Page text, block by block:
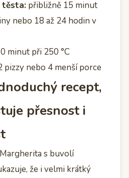
těsta: přibližně 15 minut
nebo 18 až 24 hodin v
minut při 250 °C
pizzy nebo 4 menší porce
recept,
přesnost i
s buvolí
že i velmi krátký